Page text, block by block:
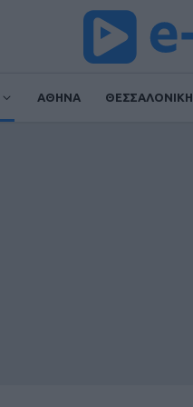
ΑΘΗΝΑ ΘΕΣΣΑΛΟΝΙΚΗ